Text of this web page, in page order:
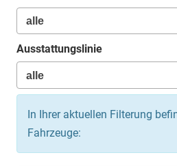
Ausstattungslinie
In Ihrer aktuellen Filterung
Fahrzeuge: